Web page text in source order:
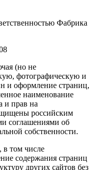
Фабрика
(но не
фотографическую и
и оформление страниц,
наименование
и прав на
российским
соглашениями об
собственности.
в том числе
содержания страниц
других сайтов без